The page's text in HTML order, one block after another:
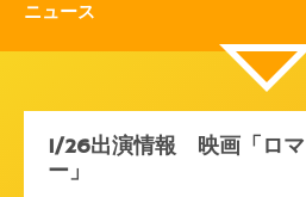
ニュース
1/26出演情報 映画「ロマ
ー」